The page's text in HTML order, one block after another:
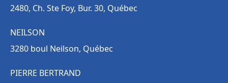
2480, Ch. Ste Foy, Bur. 30, Québec
NEILSON
3280 boul Neilson, Québec
PIERRE BERTRAND